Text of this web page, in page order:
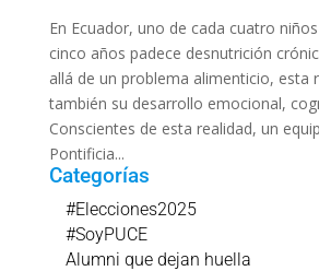
En Ecuador, uno de cada cuatro
cinco años padece desnutrición
allá de un problema alimenticio, esta
también su desarrollo emocional,
Conscientes de esta realidad, un
Pontificia...
Categorías
#Elecciones2025
#SoyPUCE
Alumni que dejan huella